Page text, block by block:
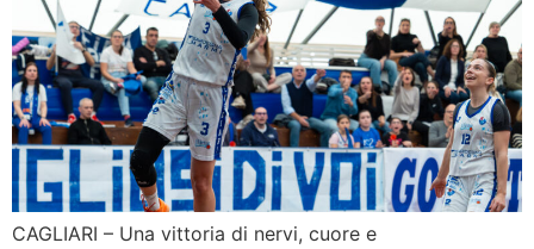
CAGLIARI – Una vittoria di nervi, cuore e